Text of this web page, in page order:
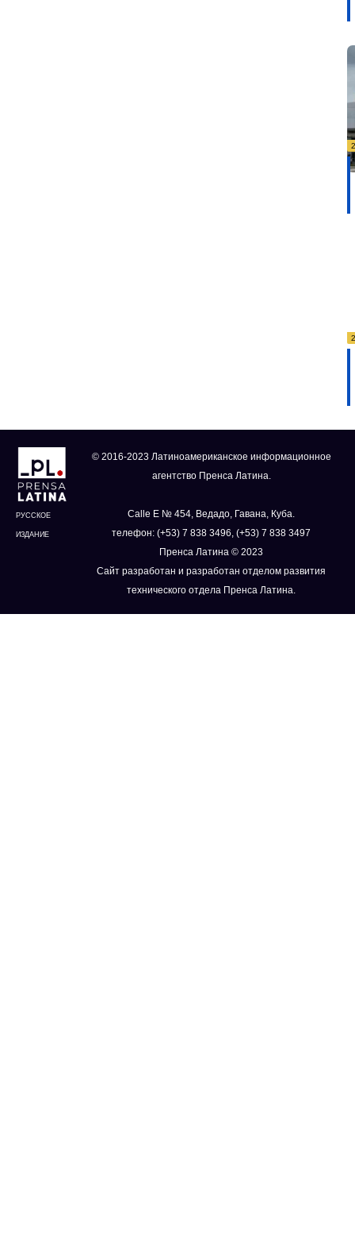
РУССКОЕ
ИЗДАНИЕ
© 2016-2023 Латиноамериканское информационное
агентство Пренса Латина.
Calle E № 454, Ведадо, Гавана, Куба.
телефон: (+53) 7 838 3496, (+53) 7 838 3497
Пренса Латина © 2023
Сайт разработан и разработан отделом развития
технического отдела Пренса Латина.